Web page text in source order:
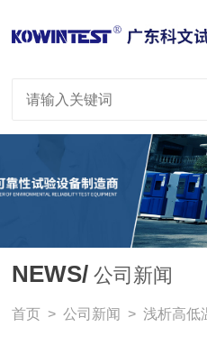
NEWS/ 公司新闻
首页 >公司新闻 > 浅析高低